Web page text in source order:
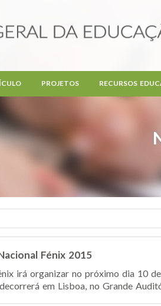
PROJETOS RECURSOS
Fénix 2015
irá organizar no próximo dia 10
em Lisboa, no Grande